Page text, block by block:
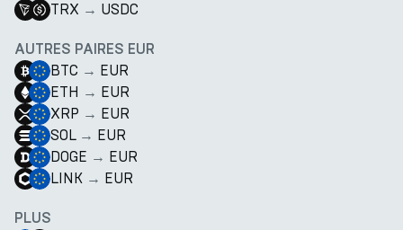
TRX → USDC
AUTRES PAIRES EUR
BTC → EUR
ETH → EUR
XRP → EUR
SOL → EUR
DOGE → EUR
LINK → EUR
PLUS